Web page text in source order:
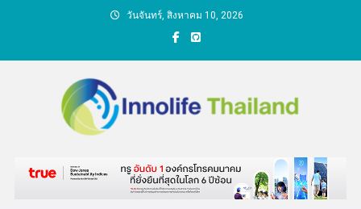
วันจันทร์, สิงหาคม 10, 2026
คนกับความคิด ชีวิตกับ
นวัตกรรม